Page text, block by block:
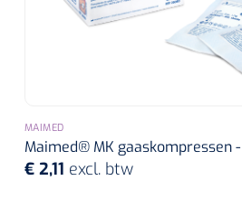
MAIMED
Maimed® MK gaaskompressen
€ 2,11 excl. btw